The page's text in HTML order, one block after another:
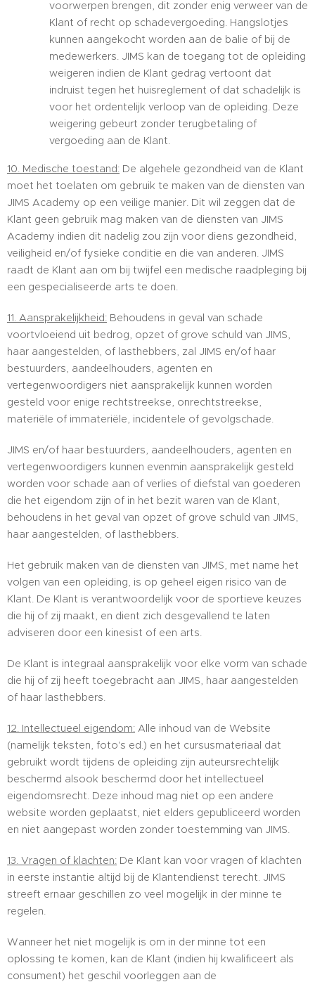
voorwerpen brengen, dit zonder enig verweer van de
Klant of recht op schadevergoeding. Hangslotjes
kunnen aangekocht worden aan de balie of bij de
medewerkers. JIMS kan de toegang tot de opleiding
weigeren indien de Klant gedrag vertoont dat
indruist tegen het huisreglement of dat schadelijk is
voor het ordentelijk verloop van de opleiding. Deze
weigering gebeurt zonder terugbetaling of
vergoeding aan de Klant.
10. Medische toestand: De algehele gezondheid van de Klant
moet het toelaten om gebruik te maken van de diensten van
JIMS Academy op een veilige manier. Dit wil zeggen dat de
Klant geen gebruik mag maken van de diensten van JIMS
Academy indien dit nadelig zou zijn voor diens gezondheid,
veiligheid en/of fysieke conditie en die van anderen. JIMS
raadt de Klant aan om bij twijfel een medische raadpleging bij
een gespecialiseerde arts te doen.
11. Aansprakelijkheid: Behoudens in geval van schade
voortvloeiend uit bedrog, opzet of grove schuld van JIMS,
haar aangestelden, of lasthebbers, zal JIMS en/of haar
bestuurders, aandeelhouders, agenten en
vertegenwoordigers niet aansprakelijk kunnen worden
gesteld voor enige rechtstreekse, onrechtstreekse,
materiële of immateriële, incidentele of gevolgschade.
JIMS en/of haar bestuurders, aandeelhouders, agenten en
vertegenwoordigers kunnen evenmin aansprakelijk gesteld
worden voor schade aan of verlies of diefstal van goederen
die het eigendom zijn of in het bezit waren van de Klant,
behoudens in het geval van opzet of grove schuld van JIMS,
haar aangestelden, of lasthebbers.
Het gebruik maken van de diensten van JIMS, met name het
volgen van een opleiding, is op geheel eigen risico van de
Klant. De Klant is verantwoordelijk voor de sportieve keuzes
die hij of zij maakt, en dient zich desgevallend te laten
adviseren door een kinesist of een arts.
De Klant is integraal aansprakelijk voor elke vorm van schade
die hij of zij heeft toegebracht aan JIMS, haar aangestelden
of haar lasthebbers.
12. Intellectueel eigendom: Alle inhoud van de Website
(namelijk teksten, foto's ed.) en het cursusmateriaal dat
gebruikt wordt tijdens de opleiding zijn auteursrechtelijk
beschermd alsook beschermd door het intellectueel
eigendomsrecht. Deze inhoud mag niet op een andere
website worden geplaatst, niet elders gepubliceerd worden
en niet aangepast worden zonder toestemming van JIMS.
13. Vragen of klachten: De Klant kan voor vragen of klachten
in eerste instantie altijd bij de Klantendienst terecht. JIMS
streeft ernaar geschillen zo veel mogelijk in der minne te
regelen.
Wanneer het niet mogelijk is om in der minne tot een
oplossing te komen, kan de Klant (indien hij kwalificeert als
consument) het geschil voorleggen aan de